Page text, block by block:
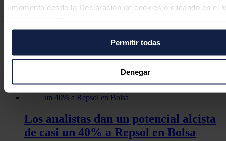
momento desde la Declaración de cookies o clicando en el
Si lo permite, también quisiéramos:
Recopilar información sobre su ubicación geográfica
puede tener una precisión de varios metros
Identificar su dispositivo analizándolo activamente
características específicas (huellas digitales)
personales y establezca sus preferencias en la
sección de
Puede cambiar o retirar su consentimiento en cualquier
Permitir todas
Denegar
Los analistas dan un potencial alcista
de casi un 40% a Repsol en Bolsa